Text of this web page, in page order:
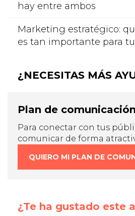
hay entre ambos
Marketing estratégico:
es tan importante para
¿NECESITAS MÁS
Plan de comunicación
Para conectar con tus
comunicar de forma
QUIERO MI PLAN DE
¿Te ha gustado este